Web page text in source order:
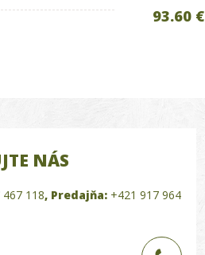
93.60 €
NÁS
467 118, Predajňa: +421 917 964